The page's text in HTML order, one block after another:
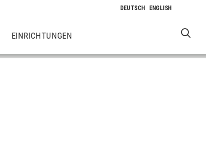
EINRICHTUNGEN